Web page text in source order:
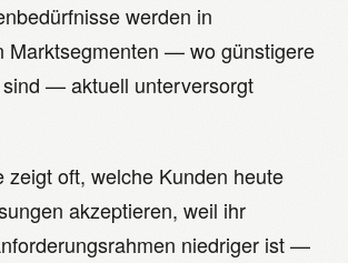
werden in
Marktsegmenten — wo günstigere
— aktuell unterversorgt
zeigt oft, welche Kunden heute
akzeptieren, weil ihr
niedriger ist —